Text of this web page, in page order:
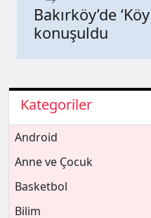
Bakırköy’de
konuşuldu
Kategoriler
Android
Anne ve Çocuk
Basketbol
Bilim